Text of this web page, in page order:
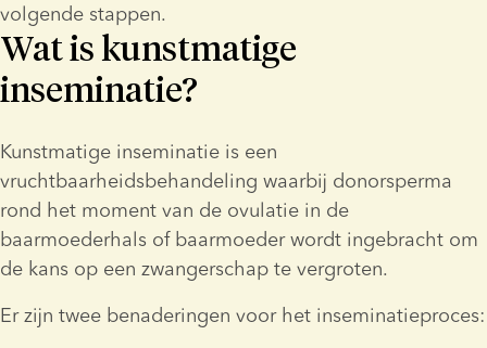
volgende stappen.
Wat is kunstmatige
inseminatie?
Kunstmatige inseminatie is een
vruchtbaarheidsbehandeling waarbij donorsperma
rond het moment van de ovulatie in de
baarmoederhals of baarmoeder wordt ingebracht om
de kans op een zwangerschap te vergroten.
Er zijn twee benaderingen voor het inseminatieproces: